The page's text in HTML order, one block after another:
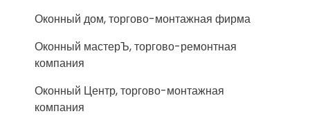
Оконный дом, торгово-монтажная фирма
Оконный мастерЪ, торгово-ремонтная
компания
Оконный Центр, торгово-монтажная
компания